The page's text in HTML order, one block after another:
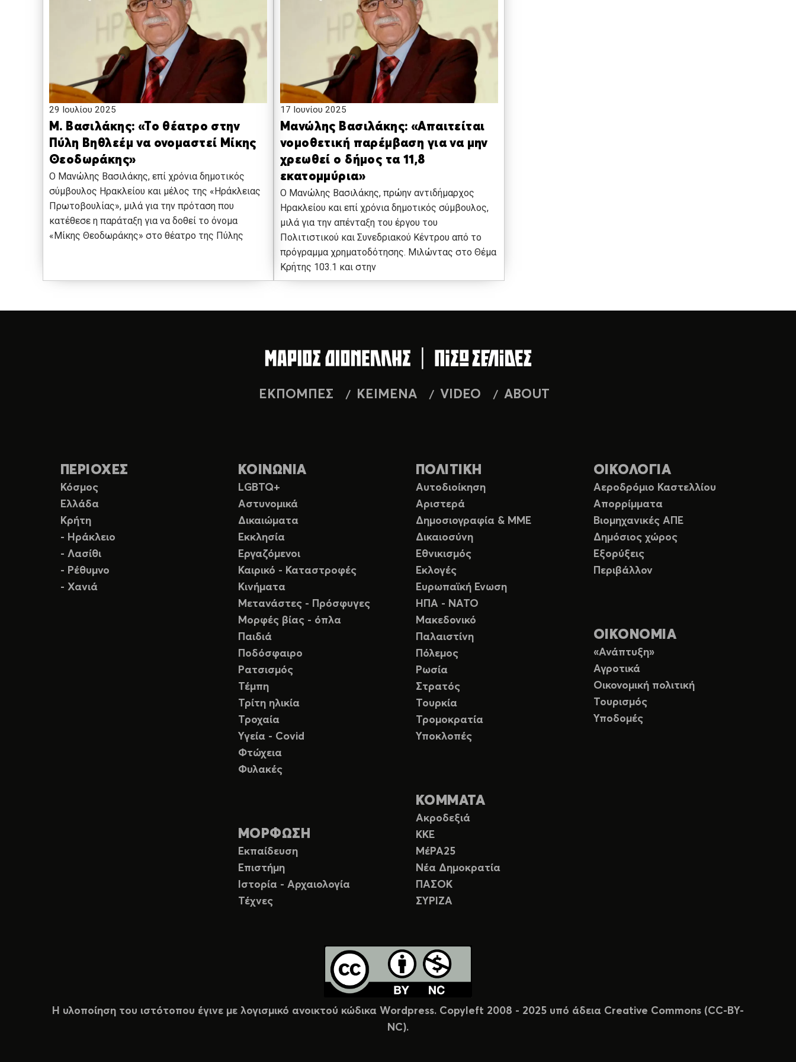
29 Ιουλίου 2025
Μ. Βασιλάκης: «Το θέατρο στην
Πύλη Βηθλεέμ να ονομαστεί Μίκης
Θεοδωράκης»
Ο Μανώλης Βασιλάκης, επί χρόνια δημοτικός
σύμβουλος Ηρακλείου και μέλος της «Ηράκλειας
Πρωτοβουλίας», μιλά για την πρόταση που
κατέθεσε η παράταξη για να δοθεί το όνομα
«Μίκης Θεοδωράκης» στο θέατρο της Πύλης
17 Ιουνίου 2025
Μανώλης Βασιλάκης: «Απαιτείται
νομοθετική παρέμβαση για να μην
χρεωθεί ο δήμος τα 11,8
εκατομμύρια»
Ο Μανώλης Βασιλάκης, πρώην αντιδήμαρχος
Ηρακλείου και επί χρόνια δημοτικός σύμβουλος,
μιλά για την απένταξη του έργου του
Πολιτιστικού και Συνεδριακού Κέντρου από το
πρόγραμμα χρηματοδότησης. Μιλώντας στο Θέμα
Κρήτης 103.1 και στην
ΕΚΠΟΜΠΕΣ ΚΕΙΜΕΝΑ VIDEO ABOUT
ΠΕΡΙΟΧΕΣ
Κόσμος
Ελλάδα
Κρήτη
- Ηράκλειο
- Λασίθι
- Ρέθυμνο
- Χανιά
ΚΟΙΝΩΝΙΑ
LGBTQ+
Αστυνομικά
Δικαιώματα
Εκκλησία
Εργαζόμενοι
Καιρικό - Καταστροφές
Κινήματα
Μετανάστες - Πρόσφυγες
Μορφές βίας - όπλα
Παιδιά
Ποδόσφαιρο
Ρατσισμός
Τέμπη
Τρίτη ηλικία
Τροχαία
Υγεία - Covid
Φτώχεια
Φυλακές
ΜΟΡΦΩΣΗ
Εκπαίδευση
Επιστήμη
Ιστορία - Αρχαιολογία
Τέχνες
ΠΟΛΙΤΙΚΗ
Αυτοδιοίκηση
Αριστερά
Δημοσιογραφία & ΜΜΕ
Δικαιοσύνη
Εθνικισμός
Εκλογές
Ευρωπαϊκή Ενωση
ΗΠΑ - ΝΑΤΟ
Μακεδονικό
Παλαιστίνη
Πόλεμος
Ρωσία
Στρατός
Τουρκία
Τρομοκρατία
Υποκλοπές
ΚΟΜΜΑΤΑ
Ακροδεξιά
ΚΚΕ
ΜέΡΑ25
Νέα Δημοκρατία
ΠΑΣΟΚ
ΣΥΡΙΖΑ
ΟΙΚΟΛΟΓΙΑ
Αεροδρόμιο Καστελλίου
Απορρίμματα
Βιομηχανικές ΑΠΕ
Δημόσιος χώρος
Εξορύξεις
Περιβάλλον
ΟΙΚΟΝΟΜΙΑ
«Ανάπτυξη»
Αγροτικά
Οικονομική πολιτική
Τουρισμός
Υποδομές
Η υλοποίηση του ιστότοπου έγινε με λογισμικό ανοικτού κώδικα Wordpress. Copyleft 2008 - 2025 υπό άδεια Creative Commons (CC-BY-
NC).